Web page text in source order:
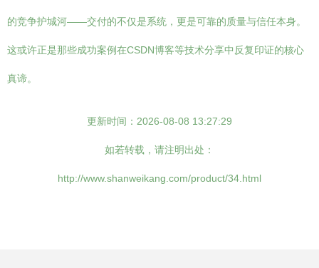
的竞争护城河——交付的不仅是系统，更是可靠的质量与信任本身。
这或许正是那些成功案例在CSDN博客等技术分享中反复印证的核心
真谛。
更新时间：2026-08-08 13:27:29
如若转载，请注明出处：
http://www.shanweikang.com/product/34.html